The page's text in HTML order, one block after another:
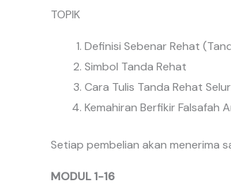
TOPIK
Definisi Sebenar Rehat
Simbol Tanda Rehat
Cara Tulis Tanda Rehat
Kemahiran Berfikir Falsafah
Setiap pembelian akan menerima
MODUL 1-16